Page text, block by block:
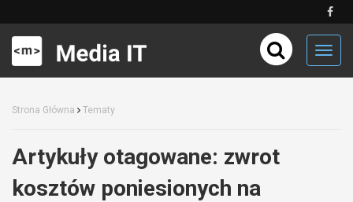
Strona Główna Tematy
Artykuły otagowane: zwrot
kosztów poniesionych na